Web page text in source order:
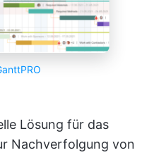
Lösung für das
Nachverfolgung von